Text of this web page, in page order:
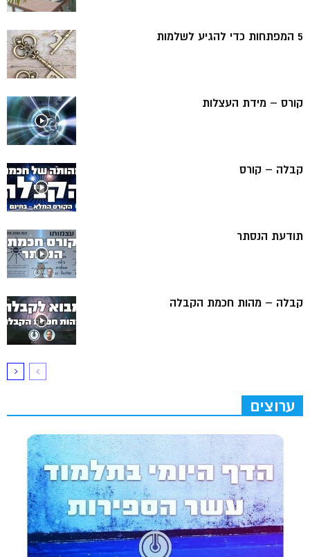
5 המפתחות כדי להגיע לשלמות
קורס – מידת העצלות
קבלה – קורס
תודעת הנסתר
קבלה – מהות חכמת הקבלה
ערוצים